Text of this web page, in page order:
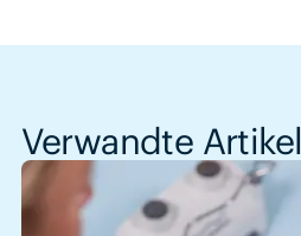
Verwandte Artikel